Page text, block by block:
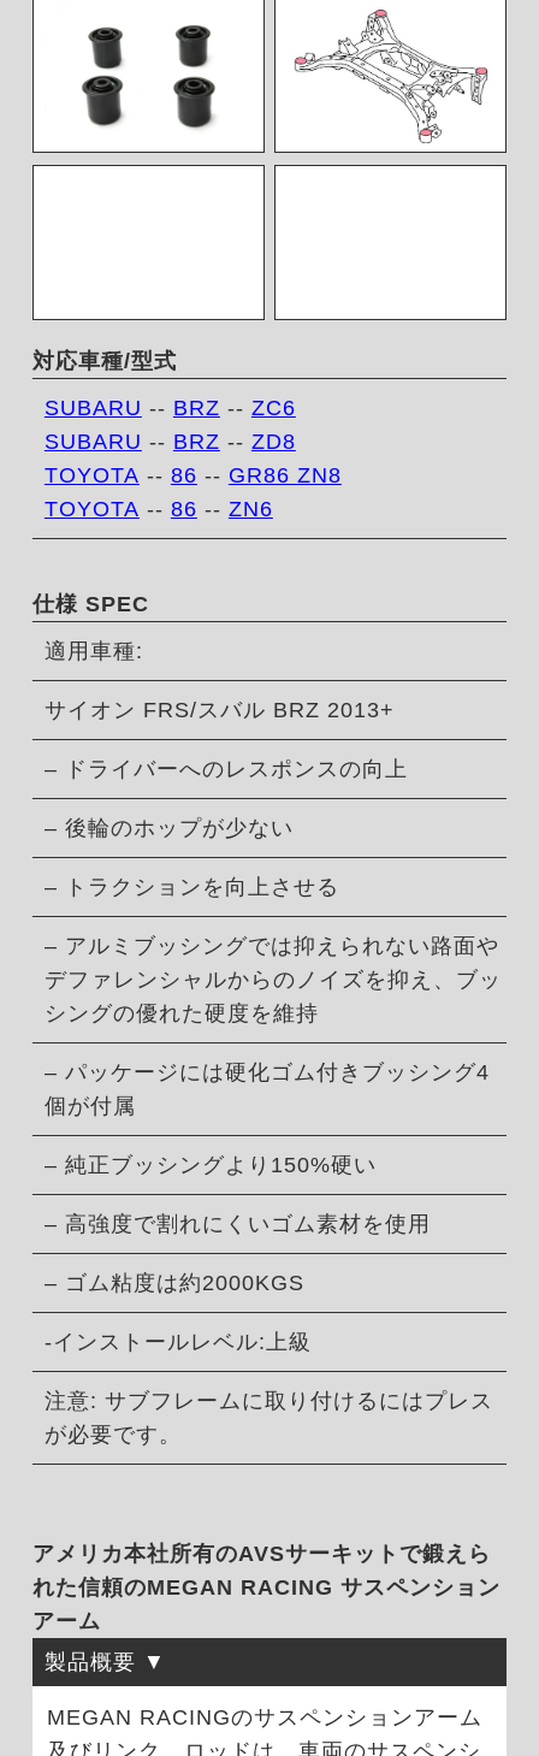
対応車種/型式
SUBARU -- BRZ -- ZC6
SUBARU -- BRZ -- ZD8
TOYOTA -- 86 -- GR86 ZN8
TOYOTA -- 86 -- ZN6
仕様 SPEC
適用車種:
サイオン FRS/スバル BRZ 2013+
– ドライバーへのレスポンスの向上
– 後輪のホップが少ない
– トラクションを向上させる
– アルミブッシングでは抑えられない路面や
デファレンシャルからのノイズを抑え、ブッ
シングの優れた硬度を維持
– パッケージには硬化ゴム付きブッシング4
個が付属
– 純正ブッシングより150%硬い
– 高強度で割れにくいゴム素材を使用
– ゴム粘度は約2000KGS
-インストールレベル:上級
注意: サブフレームに取り付けるにはプレス
が必要です。
アメリカ本社所有のAVSサーキットで鍛えら
れた信頼のMEGAN RACING サスペンション
アーム
製品概要
MEGAN RACINGのサスペンションアーム
及びリンク、ロッドは、車両のサスペンシ